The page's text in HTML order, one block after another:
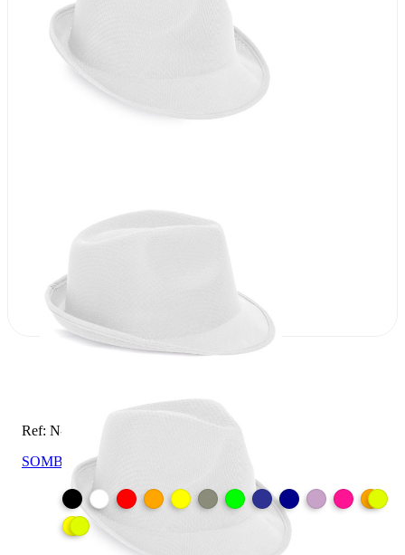
Ref: N-036-BL
SOMBRERO PREMIUM BLANCO